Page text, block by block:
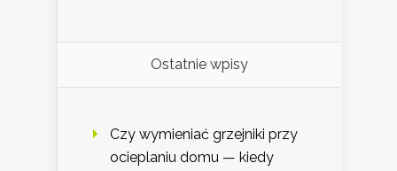
Ostatnie wpisy
Czy wymieniać grzejniki przy
ocieplaniu domu — kiedy